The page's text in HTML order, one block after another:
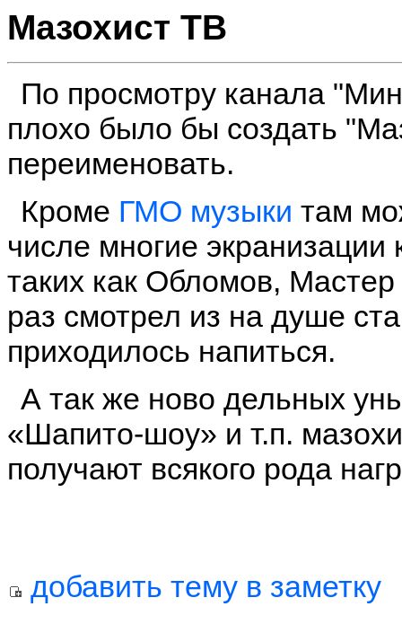
Мазохист ТВ
По просмотру канала
плохо было бы создать
переименовать.
Кроме ГМО музыки там
числе многие экранизации
таких как Обломов,
раз смотрел из на душе
приходилось напиться.
А так же ново дельных
«Шапито-шоу» и т.п.
получают всякого рода
добавить тему в заметку